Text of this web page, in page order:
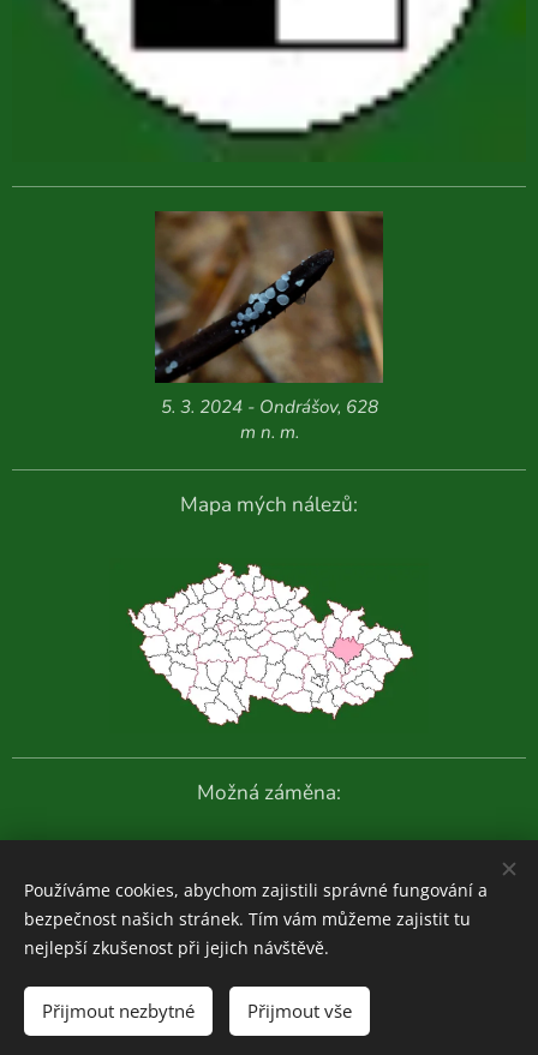
5. 3. 2024 - Ondrášov, 628
m n. m.
Mapa mých nálezů:
Možná záměna:
Další fotografie:
Houboviny © 2020-2026
Zajímavosti z vlastních průzkumů:
ZDE
Používáme cookies, abychom zajistili správné fungování a
bezpečnost našich stránek. Tím vám můžeme zajistit tu
nejlepší zkušenost při jejich návštěvě.
Přijmout nezbytné Přijmout vše